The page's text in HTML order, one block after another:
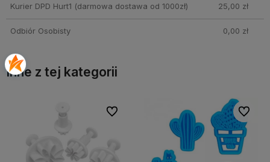
Kurier DPD Hurt1 (darmowa dostawa od 1000zł) 25,00 zł
Odbiór Osobisty 0,00 zł
Inne z tej kategorii
Do ulubionych
Do ulubionych Do
Do